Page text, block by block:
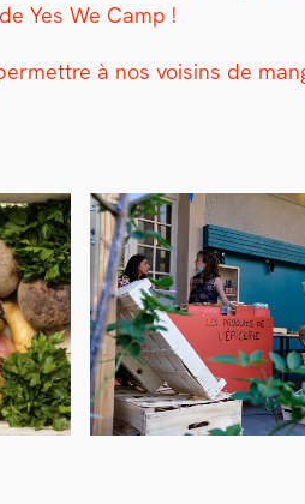
Yes We Camp !
à nos voisins de